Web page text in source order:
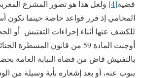
قضية[4]
ولعل هذا هو تصور المشرع
المحامي إذ قرر قواعد خاصة حينما تكون
للكشف عنها أثناء إجراءات التفتيش أو
أوجبت المادة 59 من قانون المسطرة
بالتفتيش قاض من قضاة النيابة العامة
ينوب عنه، أو بعد إشعاره بأية وسيلة من